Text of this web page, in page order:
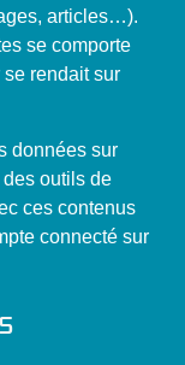
articles…).
se comporte
rendait sur
données sur
outils de
ces contenus
connecté sur